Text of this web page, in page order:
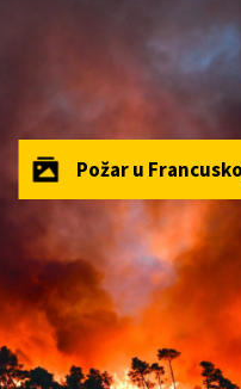
Požar u